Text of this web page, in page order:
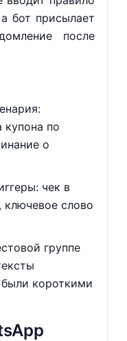
бот присылает
после
купона по
о
чек в
ключевое слово
группе
короткими